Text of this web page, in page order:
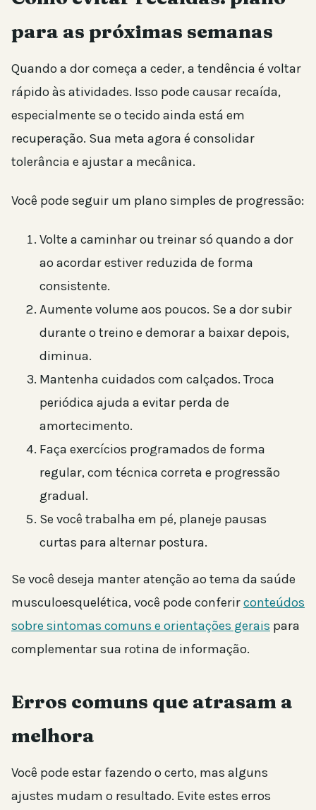
para as próximas semanas
Quando a dor começa a ceder, a tendência é voltar
rápido às atividades. Isso pode causar recaída,
especialmente se o tecido ainda está em
recuperação. Sua meta agora é consolidar
tolerância e ajustar a mecânica.
Você pode seguir um plano simples de progressão:
Volte a caminhar ou treinar só quando a dor
ao acordar estiver reduzida de forma
consistente.
Aumente volume aos poucos. Se a dor subir
durante o treino e demorar a baixar depois,
diminua.
Mantenha cuidados com calçados. Troca
periódica ajuda a evitar perda de
amortecimento.
Faça exercícios programados de forma
regular, com técnica correta e progressão
gradual.
Se você trabalha em pé, planeje pausas
curtas para alternar postura.
Se você deseja manter atenção ao tema da saúde
musculoesquelética, você pode conferirconteúdos
sobre sintomas comuns e orientações gerais para
complementar sua rotina de informação.
Erros comuns que atrasam a
melhora
Você pode estar fazendo o certo, mas alguns
ajustes mudam o resultado. Evite estes erros